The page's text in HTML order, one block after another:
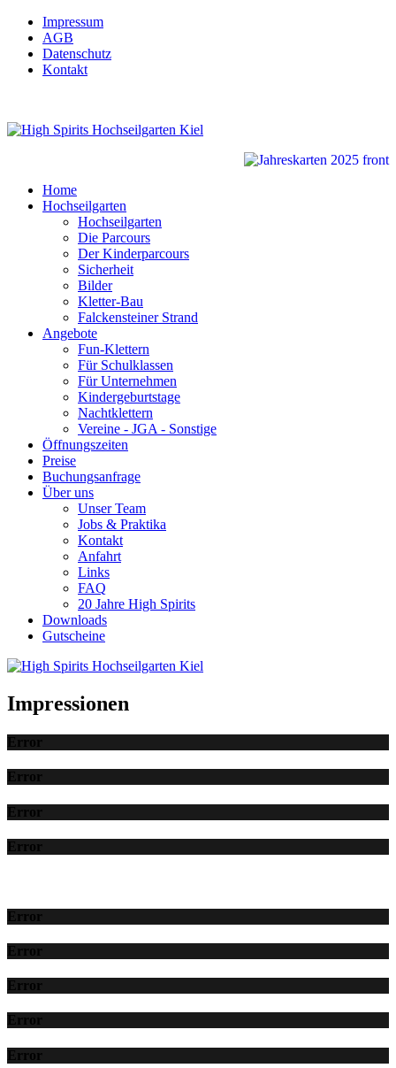
Impressum
AGB
Datenschutz
Kontakt
Home
Hochseilgarten
Hochseilgarten
Die Parcours
Der Kinderparcours
Sicherheit
Bilder
Kletter-Bau
Falckensteiner Strand
Angebote
Fun-Klettern
Für Schulklassen
Für Unternehmen
Kindergeburtstage
Nachtklettern
Vereine - JGA - Sonstige
Öffnungszeiten
Preise
Buchungsanfrage
Über uns
Unser Team
Jobs & Praktika
Kontakt
Anfahrt
Links
FAQ
20 Jahre High Spirits
Downloads
Gutscheine
Impressionen
Error
Error
Error
Error
Error
Error
Error
Error
Error